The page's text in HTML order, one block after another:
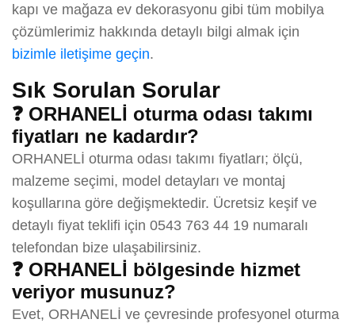
kapı ve mağaza ev dekorasyonu gibi tüm mobilya
çözümlerimiz hakkında detaylı bilgi almak için
bizimle iletişime geçin.
Sık Sorulan Sorular
❓ ORHANELİ oturma odası takımı
fiyatları ne kadardır?
ORHANELİ oturma odası takımı fiyatları; ölçü,
malzeme seçimi, model detayları ve montaj
koşullarına göre değişmektedir. Ücretsiz keşif ve
detaylı fiyat teklifi için 0543 763 44 19 numaralı
telefondan bize ulaşabilirsiniz.
❓ ORHANELİ bölgesinde hizmet
veriyor musunuz?
Evet, ORHANELİ ve çevresinde profesyonel oturma